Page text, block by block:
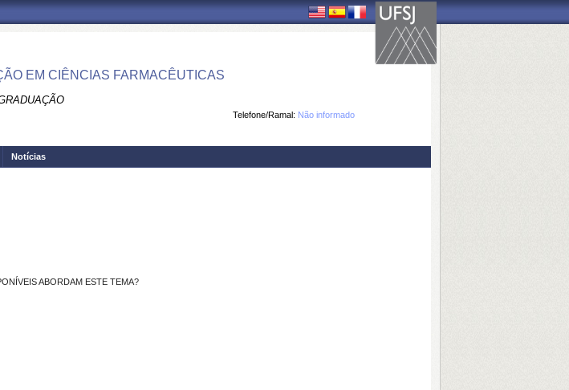
EM CIÊNCIAS FARMACÊUTICAS
Telefone/Ramal: Não informado
Notícias
ABORDAM ESTE TEMA?